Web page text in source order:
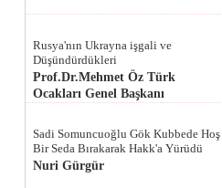
Rusya'nın Ukrayna işgali ve
Düşündürdükleri
Prof.Dr.Mehmet Öz Türk
Ocakları Genel Başkanı
Sadi Somuncuoğlu Gök Kubbede Hoş
Bir Seda Bırakarak Hakk'a Yürüdü
Nuri Gürgür